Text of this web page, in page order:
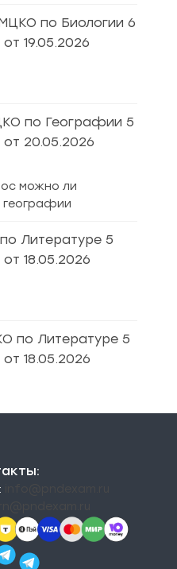
по Биологии 6
19.05.2026
по Географии 5
20.05.2026
можно ли
географии
Литературе 5
18.05.2026
по Литературе 5
18.05.2026